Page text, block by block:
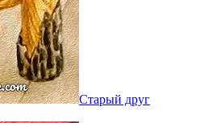
Старый друг